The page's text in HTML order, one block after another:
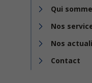
Qui
Nos
Nos
Contact